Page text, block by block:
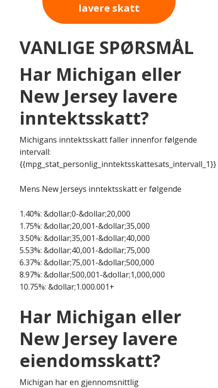
lavere skatt
VANLIGE SPØRSMÅL
Har Michigan eller
New Jersey lavere
inntektsskatt?
Michigans inntektsskatt faller innenfor følgende
intervall:
{{mpg_stat_personlig_inntektsskattesats_intervall_1}}
Mens New Jerseys inntektsskatt er følgende
1.40%: &dollar;0-&dollar;20,000
1.75%: &dollar;20,001-&dollar;35,000
3.50%: &dollar;35,001-&dollar;40,000
5.53%: &dollar;40,001-&dollar;75,000
6.37%: &dollar;75,001-&dollar;500,000
8.97%: &dollar;500,001-&dollar;1,000,000
10.75%: &dollar;1.000.001+
Har Michigan eller
New Jersey lavere
eiendomsskatt?
Michigan har en gjennomsnittlig